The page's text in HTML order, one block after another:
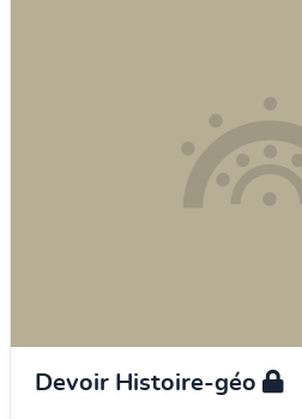
Devoir Histoire-géo